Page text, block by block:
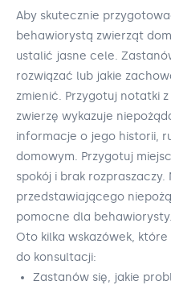
Aby skutecznie
behawiorystą zwierząt
ustalić jasne cele.
rozwiązać lub jakie
zmienić. Przygotuj notatki
zwierzę wykazuje
informacje o jego historii,
domowym. Przygotuj
spokój i brak rozpraszaczy.
przedstawiającego
pomocne dla behawiorysty.
Oto kilka wskazówek,
do konsultacji:
Zastanów się, jakie